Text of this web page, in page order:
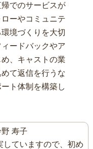
でのサービスが
ーやコミュニテ
境づくりを大切
ードバックやア
、キャストの業
て返信を行うな
ト体制を構築し
寿子
していますので、初め